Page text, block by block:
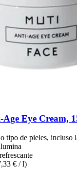
Eye Cream,
tipo de pieles, incluso
€ / l)